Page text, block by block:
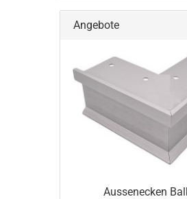
Angebote
Aussenecken